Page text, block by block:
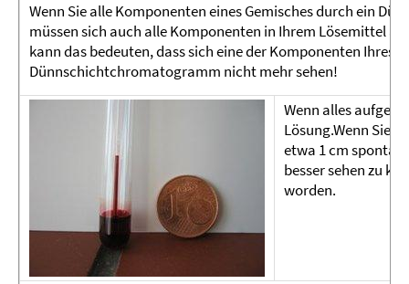
Wenn Sie alle Komponenten eines Gemisches durch ein
müssen sich auch alle Komponenten in Ihrem Lösemittel
kann das bedeuten, dass sich eine der Komponenten Ihres
Dünnschichtchromatogramm nicht mehr sehen!
Wenn alles
Lösung.Wenn Sie
etwa 1 cm spontan
besser sehen zu
worden.